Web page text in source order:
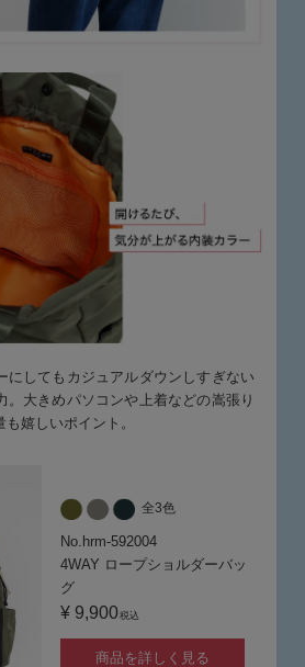
にしてもカジュアルダウンしすぎない
。大きめパソコンや上着などの嵩張り
嬉しいポイント。
全3色
No.hrm-592004
4WAY ロープショルダーバッ
グ
¥ 9,900税込
商品を詳しく見る